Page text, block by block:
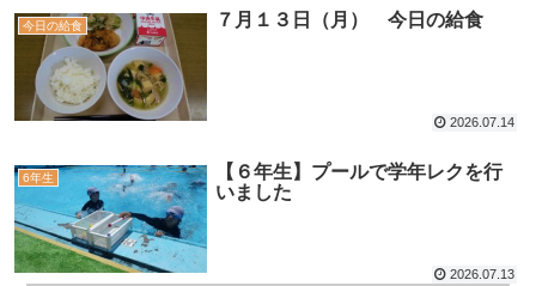
今日の給食 ７月１３日（月） 今日の給食
2026.07.14
6年生
【６年生】プールで学年レクを行
いました
2026.07.13